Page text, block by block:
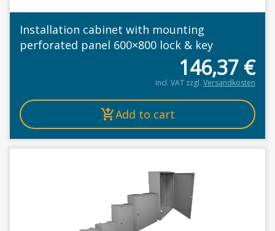
Installation cabinet with mounting
perforated panel 600×800 lock & key
146,37 €
incl. VAT zzgl. Versandkosten
Add to cart